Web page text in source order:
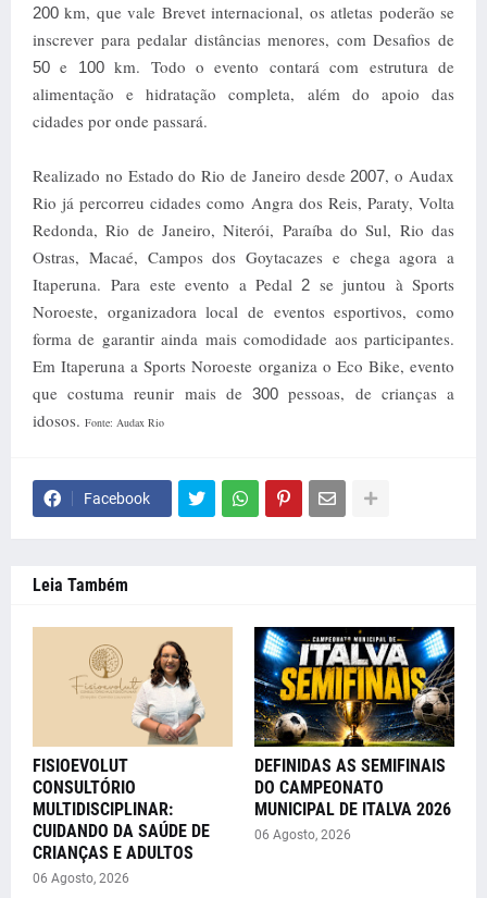
200 km, que vale Brevet internacional, os atletas poderão se
inscrever para pedalar distâncias menores, com Desafios de
50 e 100km. Todo o evento contará com estrutura de
alimentação e hidratação completa, além do apoio das
cidades por onde passará.
Realizado no Estado do Rio de Janeiro desde2007, o Audax
Rio já percorreu cidades como Angra dos Reis, Paraty, Volta
Redonda, Rio de Janeiro, Niterói, Paraíba do Sul, Rio das
Ostras, Macaé, Campos dos Goytacazes e chega agora a
Itaperuna.Para este evento a Pedal2 se juntou à Sports
Noroeste, organizadora local de eventos esportivos, como
forma de garantir ainda mais comodidade aos participantes.
Em Itaperuna a Sports Noroeste organiza o Eco Bike, evento
que costuma reunir mais de300 pessoas, de crianças a
idosos. Fonte: Audax Rio
Facebook
Leia Também
FISIOEVOLUT
CONSULTÓRIO
MULTIDISCIPLINAR:
CUIDANDO DA SAÚDE DE
CRIANÇAS E ADULTOS
06 Agosto, 2026
DEFINIDAS AS SEMIFINAIS
DO CAMPEONATO
MUNICIPAL DE ITALVA 2026
06 Agosto, 2026